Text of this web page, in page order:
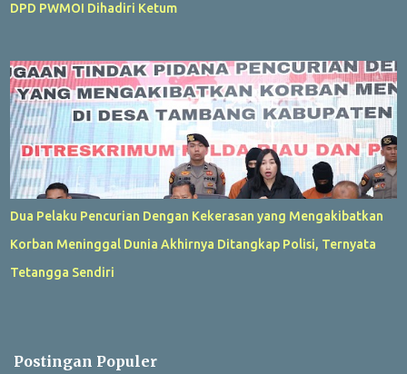
DPD PWMOI Dihadiri Ketum
Dua Pelaku Pencurian Dengan Kekerasan yang Mengakibatkan
Korban Meninggal Dunia Akhirnya Ditangkap Polisi, Ternyata
Tetangga Sendiri
Postingan Populer